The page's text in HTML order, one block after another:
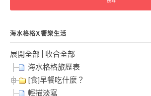
字:
海水格格X饗樂生活
展開全部
收合全部
海水格格旅歷表
[食]早餐吃什麼？
輕描淡寫